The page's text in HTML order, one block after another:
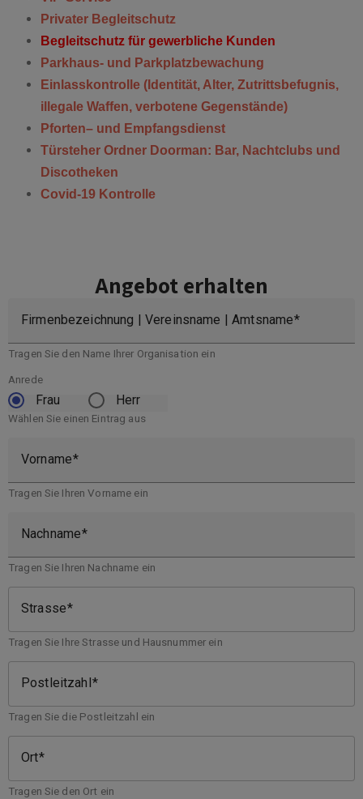
Privater Begleitschutz
Begleitschutz für gewerbliche Kunden
Parkhaus- und Parkplatzbewachung
Einlasskontrolle (Identität, Alter, Zutrittsbefugnis,
illegale Waffen, verbotene Gegenstände)
Pforten– und Empfangsdienst
Türsteher Ordner Doorman: Bar, Nachtclubs und
Discotheken
Covid-19 Kontrolle
Angebot erhalten
Firmenbezeichnung | Vereinsname | Amtsname
Tragen Sie den Name Ihrer Organisation ein
Anrede
Frau Herr
Wählen Sie einen Eintrag aus
Vorname
Tragen Sie Ihren Vorname ein
Nachname
Tragen Sie Ihren Nachname ein
Strasse
Tragen Sie Ihre Strasse und Hausnummer ein
Postleitzahl
Tragen Sie die Postleitzahl ein
Ort
Tragen Sie den Ort ein